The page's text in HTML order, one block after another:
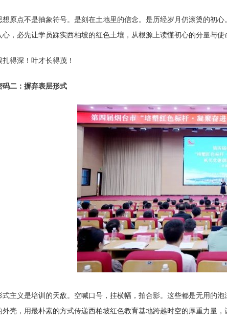
想原点不是抽象符号。是刻在土地里的信念。是历经岁月仍滚烫的初
心，必先让学员踩实西柏坡的红色土壤，从根源上读懂初心的分量与
扎得深！叶才长得茂！
码二：摒弃表层形式
式主义是培训的天敌。空喊口号，挂横幅，拍合影。这些都是无用的
外壳，用最朴素的方式传递西柏坡红色教育基地跨越时空的厚重力量